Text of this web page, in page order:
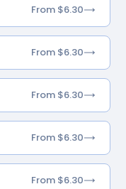
From $6.30
From $6.30
From $6.30
From $6.30
From $6.30